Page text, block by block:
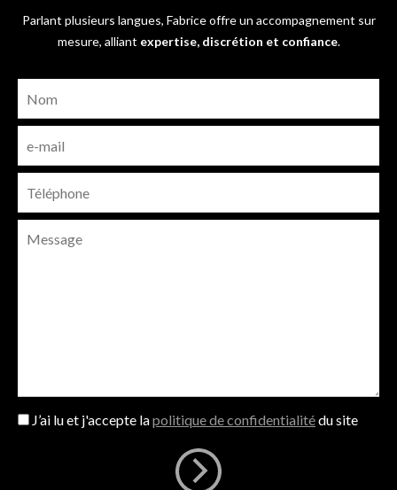
Parlant plusieurs langues, Fabrice offre un accompagnement sur
mesure, alliant expertise, discrétion et confiance.
J’ai lu et j'accepte lapolitique de confidentialitédu site